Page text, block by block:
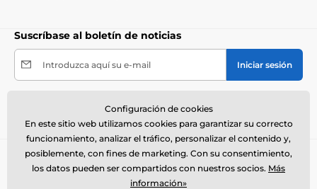
Suscríbase al boletín de noticias
Introduzca aquí su e-mail Iniciar sesión
datos personales.
Necesita ayuda ?
El servicio de atención al cliente está disponible
Configuración de cookies
En este sitio web utilizamos cookies para garantizar su correcto
funcionamiento, analizar el tráfico, personalizar el contenido y,
posiblemente, con fines de marketing. Con su consentimiento,
los datos pueden ser compartidos con nuestros socios. Más
información»